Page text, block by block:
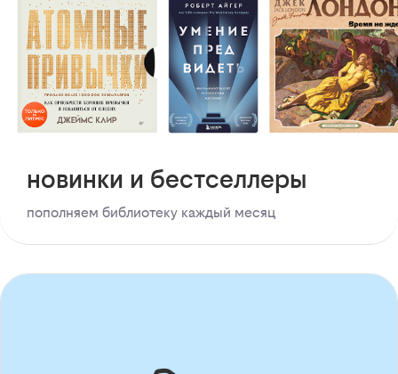
новинки и бестселлеры
пополняем библиотеку каждый месяц